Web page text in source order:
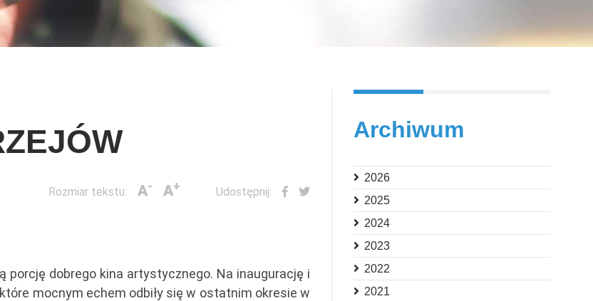
Rozmiar tekstu: A- A+ Udostępnij:
porcję dobrego kina artystycznego. Na inaugurację i
mocnym echem odbiły się w ostatnim okresie w
Archiwum
2026
2025
2024
2023
2022
2021